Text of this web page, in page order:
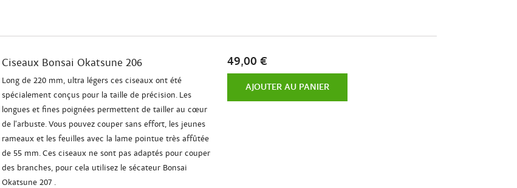
Ciseaux Bonsai Okatsune 206
Long de 220 mm, ultra légers ces ciseaux ont été
spécialement conçus pour la taille de précision. Les
longues et fines poignées permettent de tailler au cœur
de l’arbuste. Vous pouvez couper sans effort, les jeunes
rameaux et les feuilles avec la lame pointue très affûtée
de 55 mm. Ces ciseaux ne sont pas adaptés pour couper
des branches, pour cela utilisez le sécateur Bonsai
Okatsune 207 .
49,00 €
AJOUTER AU PANIER